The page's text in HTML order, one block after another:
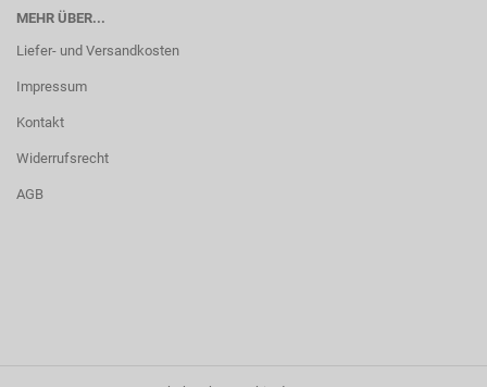
MEHR ÜBER...
Liefer- und Versandkosten
Impressum
Kontakt
Widerrufsrecht
AGB